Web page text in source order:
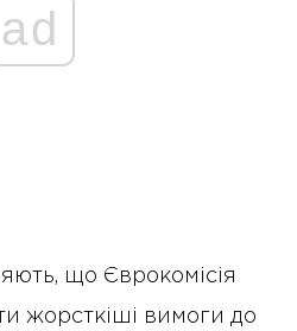
ad
що Єврокомісія
жорсткіші вимоги до